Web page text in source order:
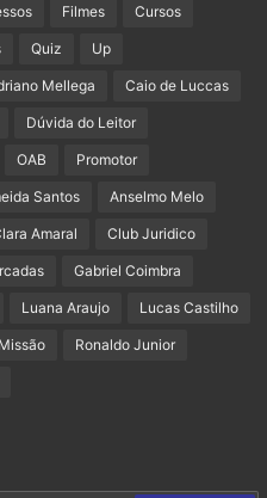
Filmes Cursos
Quiz Up
Mellega Caio de Luccas
Dúvida do Leitor
OAB Promotor
Santos Anselmo Melo
Amaral Club Juridico
Gabriel Coimbra
Luana Araujo Lucas Castilho
Ronaldo Junior